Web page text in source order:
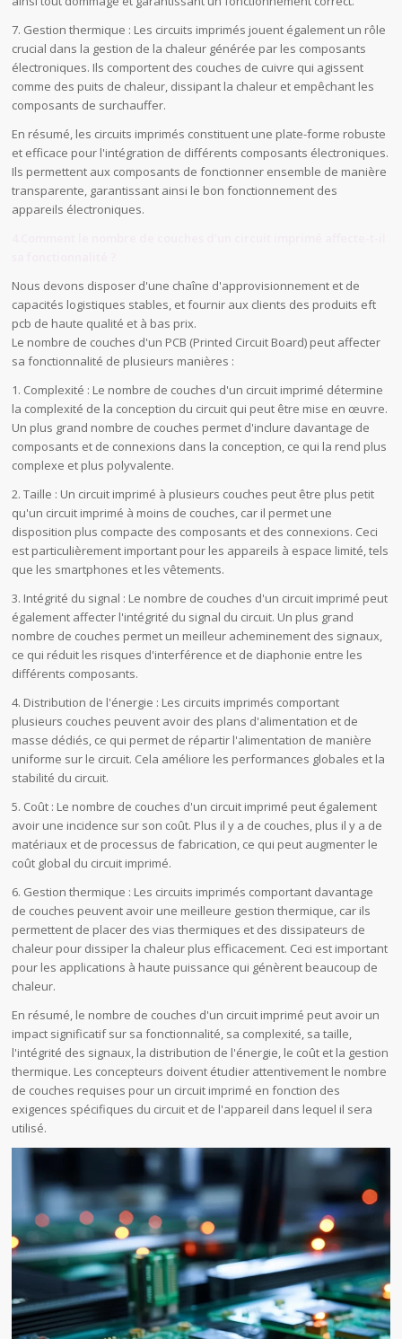
7. Gestion thermique : Les circuits imprimés jouent également un rôle
crucial dans la gestion de la chaleur générée par les composants
électroniques. Ils comportent des couches de cuivre qui agissent
comme des puits de chaleur, dissipant la chaleur et empêchant les
composants de surchauffer.
En résumé, les circuits imprimés constituent une plate-forme robuste
et efficace pour l'intégration de différents composants électroniques.
Ils permettent aux composants de fonctionner ensemble de manière
transparente, garantissant ainsi le bon fonctionnement des
appareils électroniques.
Nous devons disposer d'une chaîne d'approvisionnement et de
capacités logistiques stables, et fournir aux clients des produits eft
pcb de haute qualité et à bas prix.
Le nombre de couches d'un PCB (Printed Circuit Board) peut affecter
sa fonctionnalité de plusieurs manières :
1. Complexité : Le nombre de couches d'un circuit imprimé détermine
la complexité de la conception du circuit qui peut être mise en œuvre.
Un plus grand nombre de couches permet d'inclure davantage de
composants et de connexions dans la conception, ce qui la rend plus
complexe et plus polyvalente.
2. Taille : Un circuit imprimé à plusieurs couches peut être plus petit
qu'un circuit imprimé à moins de couches, car il permet une
disposition plus compacte des composants et des connexions. Ceci
est particulièrement important pour les appareils à espace limité, tels
que les smartphones et les vêtements.
3. Intégrité du signal : Le nombre de couches d'un circuit imprimé peut
également affecter l'intégrité du signal du circuit. Un plus grand
nombre de couches permet un meilleur acheminement des signaux,
ce qui réduit les risques d'interférence et de diaphonie entre les
différents composants.
4. Distribution de l'énergie : Les circuits imprimés comportant
plusieurs couches peuvent avoir des plans d'alimentation et de
masse dédiés, ce qui permet de répartir l'alimentation de manière
uniforme sur le circuit. Cela améliore les performances globales et la
stabilité du circuit.
5. Coût : Le nombre de couches d'un circuit imprimé peut également
avoir une incidence sur son coût. Plus il y a de couches, plus il y a de
matériaux et de processus de fabrication, ce qui peut augmenter le
coût global du circuit imprimé.
6. Gestion thermique : Les circuits imprimés comportant davantage
de couches peuvent avoir une meilleure gestion thermique, car ils
permettent de placer des vias thermiques et des dissipateurs de
chaleur pour dissiper la chaleur plus efficacement. Ceci est important
pour les applications à haute puissance qui génèrent beaucoup de
chaleur.
En résumé, le nombre de couches d'un circuit imprimé peut avoir un
impact significatif sur sa fonctionnalité, sa complexité, sa taille,
l'intégrité des signaux, la distribution de l'énergie, le coût et la gestion
thermique. Les concepteurs doivent étudier attentivement le nombre
de couches requises pour un circuit imprimé en fonction des
exigences spécifiques du circuit et de l'appareil dans lequel il sera
utilisé.